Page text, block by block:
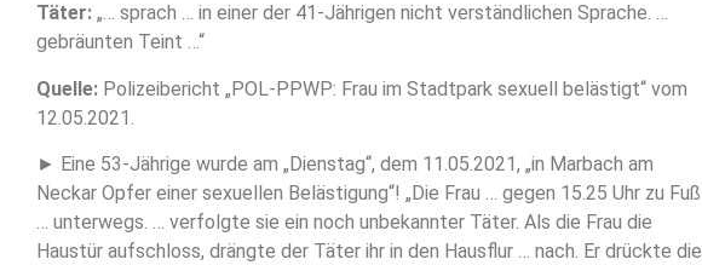
Täter: „… sprach … in einer der 41-Jährigen nicht verständlichen Sprache. …
gebräunten Teint …“
Quelle: Polizeibericht „POL-PPWP: Frau im Stadtpark sexuell belästigt“ vom
12.05.2021.
► Eine 53-Jährige wurde am „Dienstag“, dem 11.05.2021, „in Marbach am
Neckar Opfer einer sexuellen Belästigung“! „Die Frau … gegen 15.25 Uhr zu Fuß
… unterwegs. … verfolgte sie ein noch unbekannter Täter. Als die Frau die
Haustür aufschloss, drängte der Täter ihr in den Hausflur … nach. Er drückte die